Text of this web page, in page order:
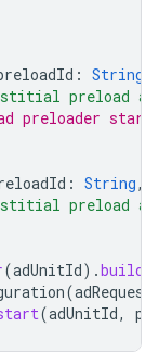
: String
preload
: String,
preload
(adUnitId).build
(adRequest
(adUnitId,